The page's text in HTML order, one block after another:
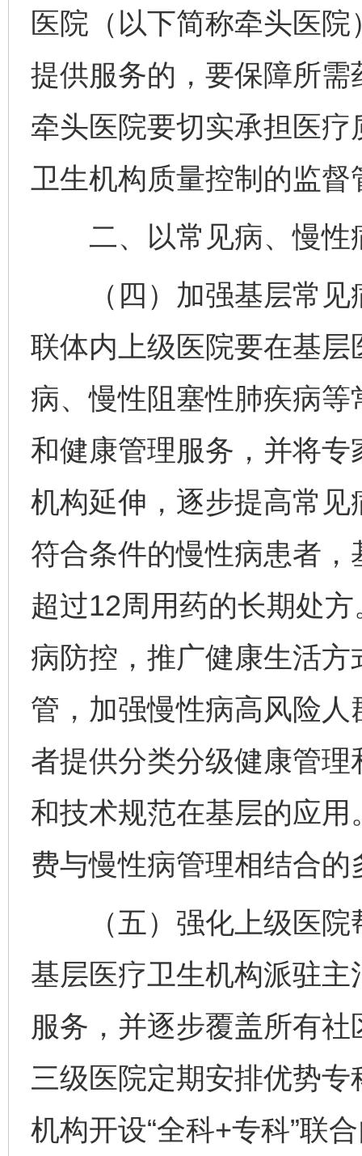
医院（以下简称牵头医
提供服务的，要保障所
牵头医院要切实承担医
卫生机构质量控制的监督
二、以常见病、慢性
（四）加强基层常见
联体内上级医院要在基
病、慢性阻塞性肺疾病
和健康管理服务，并将
机构延伸，逐步提高常
符合条件的慢性病患者
超过12周用药的长期处
病防控，推广健康生活
管，加强慢性病高风险
者提供分类分级健康管
和技术规范在基层的应
费与慢性病管理相结合
（五）强化上级医院
基层医疗卫生机构派驻
服务，并逐步覆盖所有
三级医院定期安排优势
机构开设“全科+专科”联